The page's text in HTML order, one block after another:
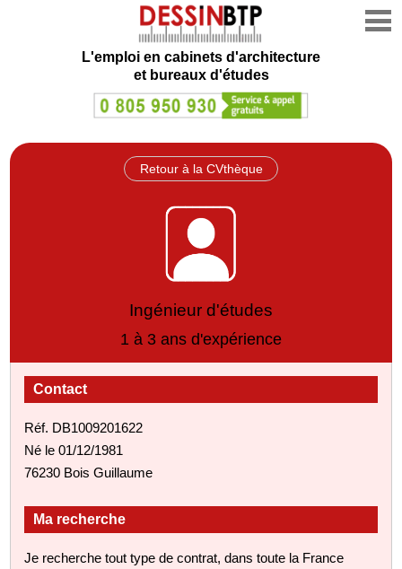
L'emploi en cabinets d'architecture
et bureaux d'études
Retour à la CVthèque
Ingénieur d'études
1 à 3 ans d'expérience
Contact
Réf. DB1009201622
Né le 01/12/1981
76230 Bois Guillaume
Ma recherche
Je recherche tout type de contrat, dans toute la France